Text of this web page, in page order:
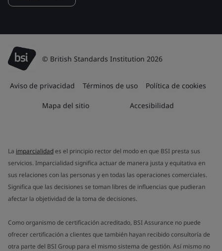
© British Standards Institution 2026
Aviso de privacidad Términos de uso Política de cookies
Mapa del sitio Accesibilidad
La imparcialidades el principio rector del modo en que BSI presta sus
servicios. Imparcialidad significa actuar de manera justa y equitativa en
sus relaciones con las personas y en todas las operaciones comerciales.
Significa que las decisiones se toman libres de influencias que pudieran
afectar la objetividad de la toma de decisiones.
Como organismo de certificación acreditado, BSI Assurance no puede
ofrecer certificación a clientes que también hayan recibido consultoría de
otra parte del BSI Group para el mismo sistema de gestión. Así mismo no